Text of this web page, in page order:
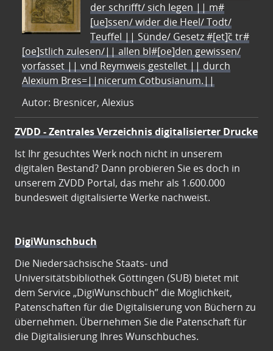
der schrifft/ sich legen || m#
[ue]ssen/ wider die Heel/ Todt/
Teuffel || Sünde/ Gesetz #[et]c̃ tr#
[oe]stlich zulesen/|| allen bl#[oe]den gewissen/
vorfasset || vnd Reymweis gestellet || durch
Alexium Bres=||nicerum Cotbusianum.||
Autor: Bresnicer, Alexius
ZVDD - Zentrales Verzeichnis digitalisierter Drucke
Ist Ihr gesuchtes Werk noch nicht in unserem
digitalen Bestand? Dann probieren Sie es doch in
unserem ZVDD Portal, das mehr als 1.600.000
bundesweit digitalisierte Werke nachweist.
DigiWunschbuch
Die Niedersächsische Staats- und
Universitätsbibliothek Göttingen (SUB) bietet mit
dem Service „DigiWunschbuch” die Möglichkeit,
Patenschaften für die Digitalisierung von Büchern zu
übernehmen. Übernehmen Sie die Patenschaft für
die Digitalisierung Ihres Wunschbuches.